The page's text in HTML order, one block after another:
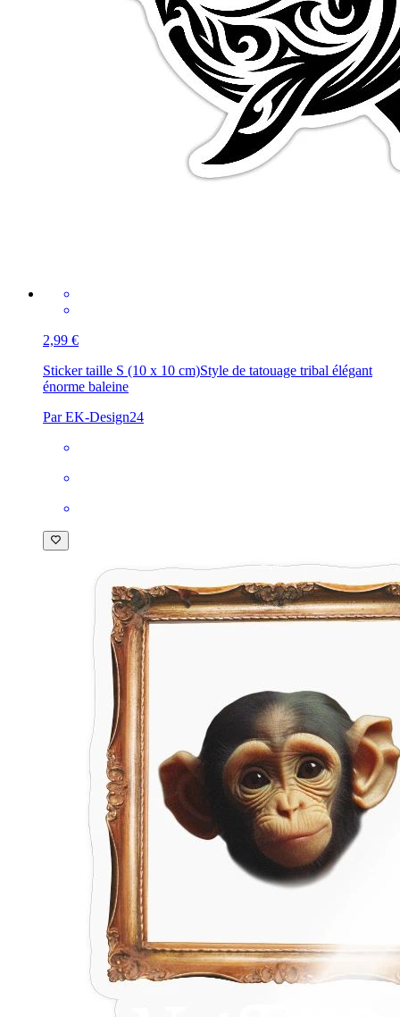
2,99 €
Sticker taille S (10 x 10 cm)Style de tatouage tribal élégant
énorme baleine
Par EK-Design24